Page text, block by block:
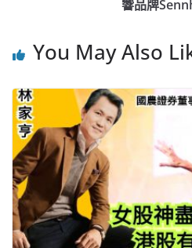
p
響品牌
You May Also